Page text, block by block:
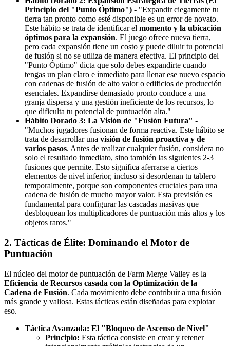
Principio del "Punto Óptimo") - "Expandir ciegamente tu
tierra tan pronto como esté disponible es un error de novato.
Este hábito se trata de identificar el momento y la ubicación
óptimos para la expansión. El juego ofrece nueva tierra,
pero cada expansión tiene un costo y puede diluir tu potencial
de fusión si no se utiliza de manera efectiva. El principio del
"Punto Óptimo" dicta que solo debes expandirte cuando
tengas un plan claro e inmediato para llenar ese nuevo espacio
con cadenas de fusión de alto valor o edificios de producción
esenciales. Expandirse demasiado pronto conduce a una
granja dispersa y una gestión ineficiente de los recursos, lo
que dificulta tu potencial de puntuación alta."
Hábito Dorado 3: La Visión de "Fusión Futura" -
"Muchos jugadores fusionan de forma reactiva. Este hábito se
trata de desarrollar una visión de fusión proactiva y de
varios pasos. Antes de realizar cualquier fusión, considera no
solo el resultado inmediato, sino también las siguientes 2-3
fusiones que permite. Esto significa aferrarse a ciertos
elementos de nivel inferior, incluso si desordenan tu tablero
temporalmente, porque son componentes cruciales para una
cadena de fusión de mucho mayor valor. Esta previsión es
fundamental para configurar las cascadas masivas que
desbloquean los multiplicadores de puntuación más altos y los
objetos raros."
2. Tácticas de Élite: Dominando el Motor de
Puntuación
El núcleo del motor de puntuación de Farm Merge Valley es la
Eficiencia de Recursos casada con la Optimización de la
Cadena de Fusión. Cada movimiento debe contribuir a una fusión
más grande y valiosa. Estas tácticas están diseñadas para explotar
eso.
Táctica Avanzada: El "Bloqueo de Ascenso de Nivel"
Principio: Esta táctica consiste en crear y retener